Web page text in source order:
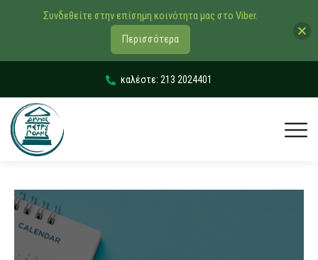
καλέστε: 213 2024401
Συνδεθείτε στην επίσημη κοινότητα μας στο Viber.
Περισσότερα